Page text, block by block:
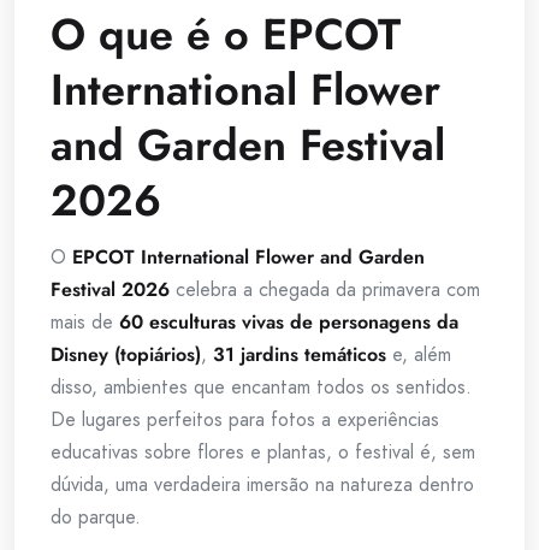
O que é o EPCOT
International Flower
and Garden Festival
2026
O EPCOT International Flower and Garden
Festival 2026 celebra a chegada da primavera com
mais de 60 esculturas vivas de personagens da
Disney (topiários), 31 jardins temáticos e, além
disso, ambientes que encantam todos os sentidos.
De lugares perfeitos para fotos a experiências
educativas sobre flores e plantas, o festival é, sem
dúvida, uma verdadeira imersão na natureza dentro
do parque.